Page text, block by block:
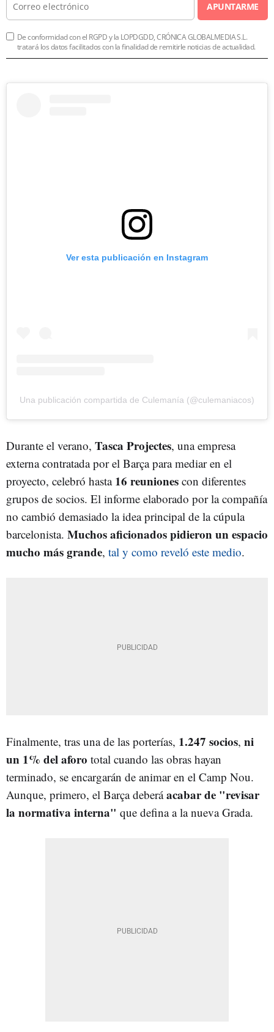
APUNTARME
De conformidad con el RGPD y la LOPDGDD, CRÓNICA GLOBALMEDIA S.L.
tratará los datos facilitados con la finalidad de remitirle noticias de actualidad.
Ver esta publicación en Instagram
Una publicación compartida de Culemanía (@culemaniacos)
Durante el verano, Tasca Projectes, una empresa
externa contratada por el Barça para mediar en el
proyecto, celebró hasta 16 reuniones con diferentes
grupos de socios. El informe elaborado por la compañía
no cambió demasiado la idea principal de la cúpula
barcelonista. Muchos aficionados pidieron un espacio
mucho más grande, tal y como reveló este medio.
Finalmente, tras una de las porterías, 1.247 socios, ni
un 1% del aforo total cuando las obras hayan
terminado, se encargarán de animar en el Camp Nou.
Aunque, primero, el Barça deberáacabar de "revisar
la normativa interna" que defina a la nueva Grada.